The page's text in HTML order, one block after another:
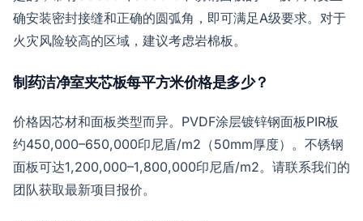
确安装密封接缝和正确的圆弧角，即可满足A级要求。对于
火灾风险较高的区域，建议考虑岩棉板。
制药洁净室夹芯板每平方米价格是多少？
价格因芯材和面板类型而异。PVDF涂层镀锌钢面板PIR板
约450,000–650,000印尼盾/m2（50mm厚度）。不锈钢
面板可达1,200,000–1,800,000印尼盾/m2。请联系我们的
团队获取最新项目报价。